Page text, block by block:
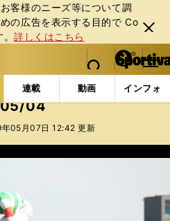
客様のニーズ等について調
の広告を表⽰する⽬的で Co
。詳しくはこちら
閉じ
る
web Sportiva (webスポルティーバ)
検索
マイペ
ー
ジ
メニュ
連載 動画 インフォ
コラムフォト コラムフォト
05/04
年05月07日 12:42 更新